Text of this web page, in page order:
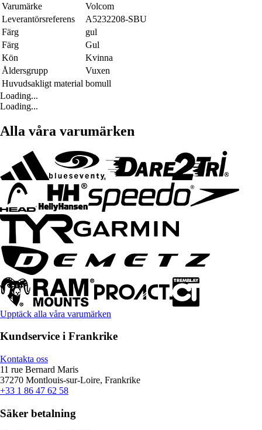
Varumärke
Volcom
Leverantörsreferens
A5232208-SBU
Färg
gul
Färg
Gul
Kön
Kvinna
Åldersgrupp
Vuxen
Huvudsakligt material bomull
Loading...
Loading...
Alla våra varumärken
Upptäck alla våra varumärken
Kundservice i Frankrike
Kontakta oss
11 rue Bernard Maris
37270 Montlouis-sur-Loire, Frankrike
+33 1 86 47 62 58
Säker betalning